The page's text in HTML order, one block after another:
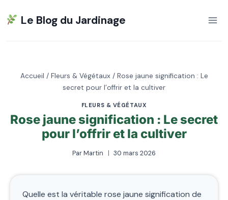
au
Le Blog du Jardinage
Accueil / Fleurs & Végétaux / Rose jaune signification : Le
secret pour l’offrir et la cultiver
FLEURS & VÉGÉTAUX
Rose jaune signification : Le secret
pour l’offrir et la cultiver
ParMartin 30 mars 2026
Quelle est la véritable rose jaune signification de